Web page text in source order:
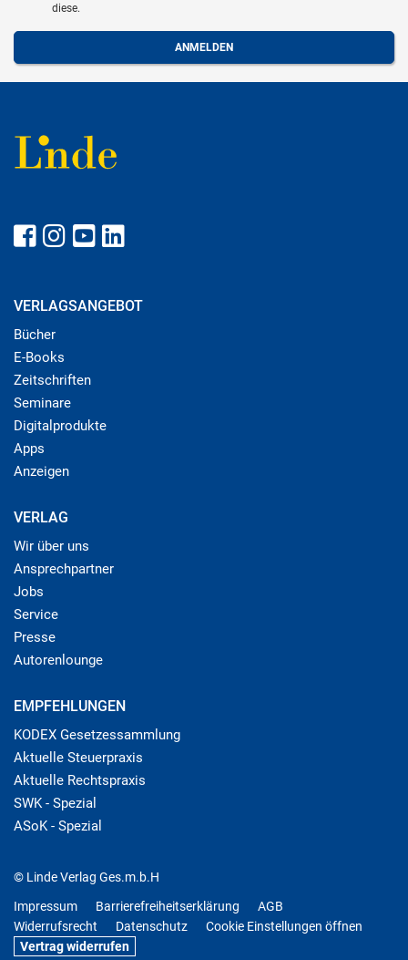
diese.
VERLAGSANGEBOT
Bücher
E-Books
Zeitschriften
Seminare
Digitalprodukte
Apps
Anzeigen
VERLAG
Wir über uns
Ansprechpartner
Jobs
Service
Presse
Autorenlounge
EMPFEHLUNGEN
KODEX Gesetzessammlung
Aktuelle Steuerpraxis
Aktuelle Rechtspraxis
SWK - Spezial
ASoK - Spezial
© Linde Verlag Ges.m.b.H
Impressum
Barrierefreiheitserklärung
AGB
Widerrufsrecht
Datenschutz
Cookie Einstellungen öffnen
Vertrag widerrufen